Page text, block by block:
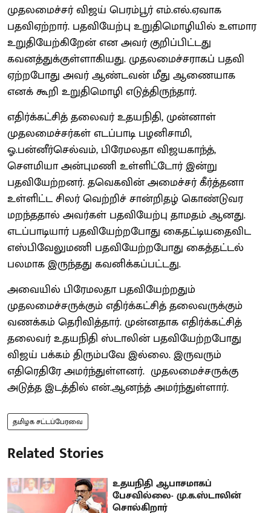
முதலமைச்சர் விஜய் பெரம்பூர் எம்.எல்.ஏவாக
பதவிஏற்றார். பதவியேற்பு உறுதிமொழியில் உளமார
உறுதியேற்கிறேன் என அவர் குறிப்பிட்டது
கவனத்துக்குள்ளாகியது. முதலமைச்சராகப் பதவி
ஏற்றபோது அவர் ஆண்டவன் மீது ஆணையாக
எனக் கூறி உறுதிமொழி எடுத்திருந்தார்.
எதிர்க்கட்சித் தலைவர் உதயநிதி, முன்னாள்
முதலமைச்சர்கள் எடப்பாடி பழனிசாமி,
ஓ.பன்னீர்செல்வம், பிரேமலதா விஜயகாந்த்,
சௌமியா அன்புமணி உள்ளிட்டோர் இன்று
பதவியேற்றனர். தவெகவின் அமைச்சர் கீர்த்தனா
உள்ளிட்ட சிலர் வெற்றிச் சான்றிதழ் கொண்டுவர
மறந்ததால் அவர்கள் பதவியேற்பு தாமதம் ஆனது.
எடப்பாடியார் பதவியேற்றபோது கைதட்டியதைவிட
எஸ்பிவேலுமணி பதவியேற்றபோது கைத்தட்டல்
பலமாக இருந்தது கவனிக்கப்பட்டது.
அவையில் பிரேமலதா பதவியேற்றதும்
முதலமைச்சருக்கும் எதிர்க்கட்சித் தலைவருக்கும்
வணக்கம் தெரிவித்தார். முன்னதாக எதிர்க்கட்சித்
தலைவர் உதயநிதி ஸ்டாலின் பதவியேற்றபோது
விஜய் பக்கம் திரும்பவே இல்லை. இருவரும்
எதிரெதிரே அமர்ந்துள்ளனர். முதலமைச்சருக்கு
அடுத்த இடத்தில் என்.ஆனந்த் அமர்ந்துள்ளார்.
தமிழக சட்டப்பேரவை
Related Stories
உதயநிதி ஆபாசமாகப்
பேசவில்லை- மு.க.ஸ்டாலின்
சொல்கிறார்